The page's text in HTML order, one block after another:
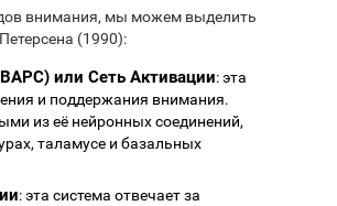
внимания, мы можем выделить
(1990):
или Сеть Активации: эта
и поддержания внимания.
из её нейронных соединений,
таламусе и базальных
: эта система отвечает за